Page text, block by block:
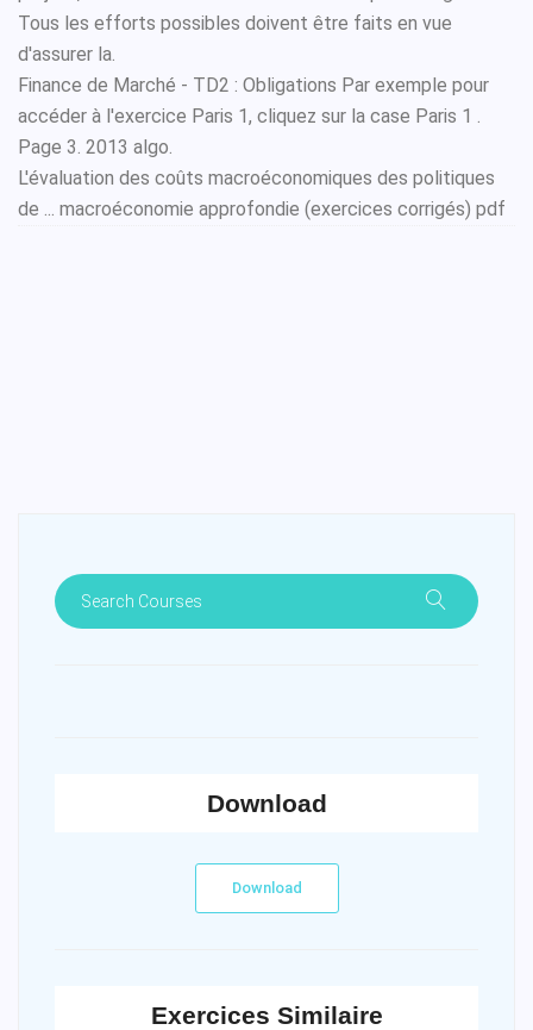
Tous les efforts possibles doivent être faits en vue
d'assurer la.
Finance de Marché - TD2 : Obligations Par exemple pour
accéder à l'exercice Paris 1, cliquez sur la case Paris 1 .
Page 3. 2013 algo.
L'évaluation des coûts macroéconomiques des politiques
de ... macroéconomie approfondie (exercices corrigés) pdf
Download
Download
Exercices Similaire